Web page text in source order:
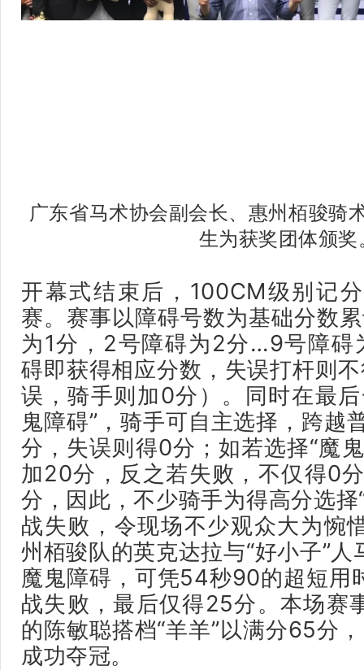
广东省马术协会副会长、惠州栢骏骑
生为获奖团体颁奖
开幕式结束后，100CM级别记
赛。赛事以障碍号数为基础分数
为1分，2号障碍为2分…9号障碍
碍即获得相应分数，失误打杆则
误，骑手则加0分）。同时在最
鬼障碍”，骑手可自主选择，跨越
分，失误则得0分；如若选择“魔
加20分，反之若失败，不仅得0
分，因此，不少骑手为得高分选择
战失败，令现场不少观众大为惋
州栢骏队的英克达拉与“好小子”
魔鬼障碍，可凭54秒90的超短用
战失败，最后仅得25分。本场赛
的陈敏聪搭档“羊羊”以满分65分
成功夺冠。